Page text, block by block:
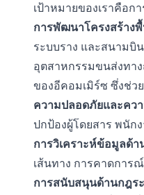
เป้าหมายของเราคือก
การพัฒนาโครงสร้าง
ระบบราง และสนามบิ
อุตสาหกรรมขนส่งทา
ของอีคอมเมิร์ซ ซึ่งช่ว
ความปลอดภัยและคว
ปกป้องผู้โดยสาร พนัก
การวิเคราะห์ข้อมูลด้า
เส้นทาง การคาดการ
การสนับสนุนด้านกฎร